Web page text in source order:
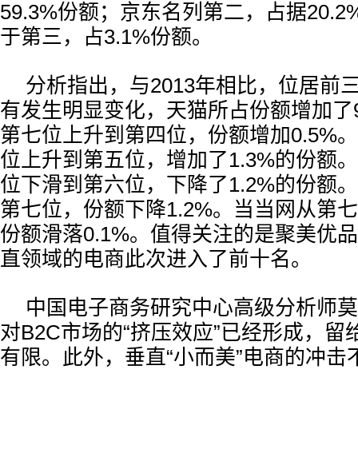
59.3%份额；京东名列第二，占据
于第三，占3.1%份额。
分析指出，与2013年相比，位居前
有发生明显变化，天猫所占份额增加
第七位上升到第四位，份额增加0.5%
位上升到第五位，增加了1.3%的份额
位下滑到第六位，下降了1.2%的份额
第七位，份额下降1.2%。当当网从第
份额滑落0.1%。值得关注的是聚美优
直领域的电商此次进入了前十名。
中国电子商务研究中心高级分析师
对B2C市场的“挤压效应”已经形成，留
有限。此外，垂直“小而美”电商的冲击